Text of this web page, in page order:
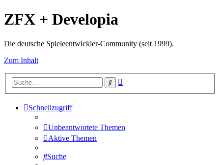
ZFX + Developia
Die deutsche Spieleentwickler-Community (seit 1999).
Zum Inhalt
Suche
Schnellzugriff
Unbeantwortete Themen
Aktive Themen
Suche